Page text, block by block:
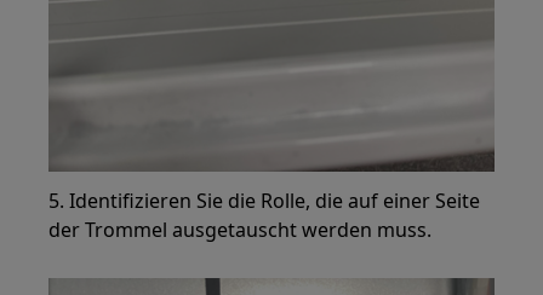
5. Identifizieren Sie die Rolle, die auf einer Seite
der Trommel ausgetauscht werden muss.